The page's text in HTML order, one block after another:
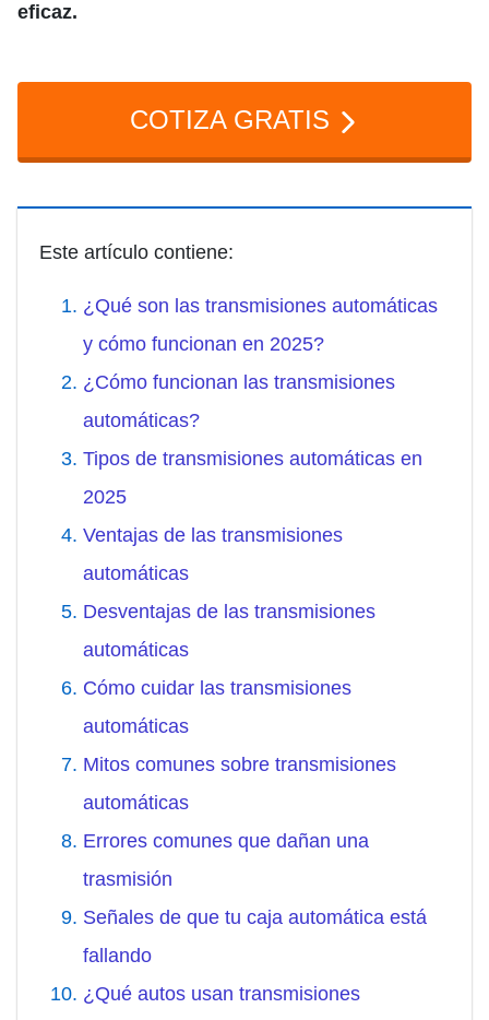
eficaz.
COTIZA GRATIS
Este artículo contiene:
¿Qué son las transmisiones automáticas
y cómo funcionan en 2025?
¿Cómo funcionan las transmisiones
automáticas?
Tipos de transmisiones automáticas en
2025
Ventajas de las transmisiones
automáticas
Desventajas de las transmisiones
automáticas
Cómo cuidar las transmisiones
automáticas
Mitos comunes sobre transmisiones
automáticas
Errores comunes que dañan una
trasmisión
Señales de que tu caja automática está
fallando
¿Qué autos usan transmisiones